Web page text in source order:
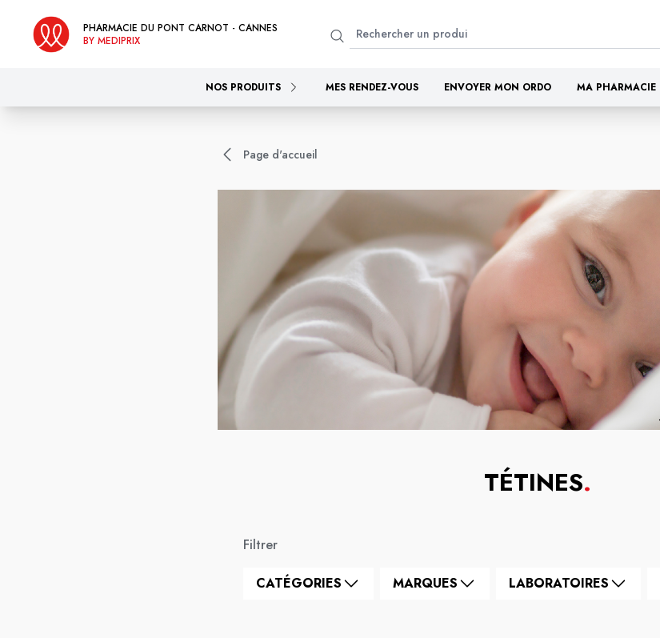
PHARMACIE DU PONT CARNOT - CANNES
BY MEDIPRIX
NOS PRODUITS MES RENDEZ-VOUS ENVOYER MON ORDO MA PHARMACIE
Page d'accueil
TÉTINES.
Filtrer
CATÉGORIES MARQUES LABORATOIRES